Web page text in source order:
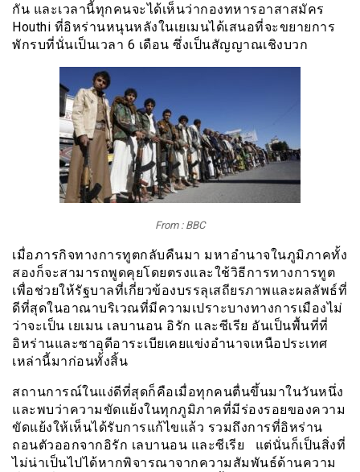
กัน และเวลานี้ทุกคนจะได้เห็นว่ากองทหารอาสาสมัคร
Houthi ที่อิหร่านหนุนหลังในเยเมนได้เสนอที่จะขยายการ
พักรบที่นั่นเป็นเวลา 6 เดือน ซึ่งเป็นสัญญาณเชิงบวก
From : BBC
เมื่อภารกิจทางการทูตกลับคืนมา มหาอำนาจในภูมิภาคทั้ง
สองก็จะสามารถพูดคุยโดยตรงและใช้วิธีการทางการทูต
เพื่อช่วยให้รัฐบาลที่เกี่ยวข้องบรรลุเสถียรภาพและผลลัพธ์ที่
ดีที่สุดในอาณาบริเวณที่มีความเปราะบางทางการเมืองไม่
ว่าจะเป็น เยเมน เลบานอน อิรัก และซีเรีย อันเป็นพื้นที่ที่
อิหร่านและซาอุดีอาระเบียเคยแข่งอำนาจเหนือประเทศ
เหล่านี้มาก่อนทั้งสิ้น
สถานการณ์ในแง่ดีที่สุดก็คือเมื่อทุกคนตื่นขึ้นมาในวันหนึ่ง
และพบว่าความขัดแย้งในทุกภูมิภาคที่มีร่องรอยของความ
ขัดแย้งให้เห็นได้รับการแก้ไขแล้ว รวมถึงการที่อิหร่าน
ถอนตัวออกจากอิรัก เลบานอน และซีเรีย แต่นั่นก็เป็นสิ่งที่
ไม่น่าเป็นไปได้หากพิจารณาจากความสัมพันธ์ด้านความ